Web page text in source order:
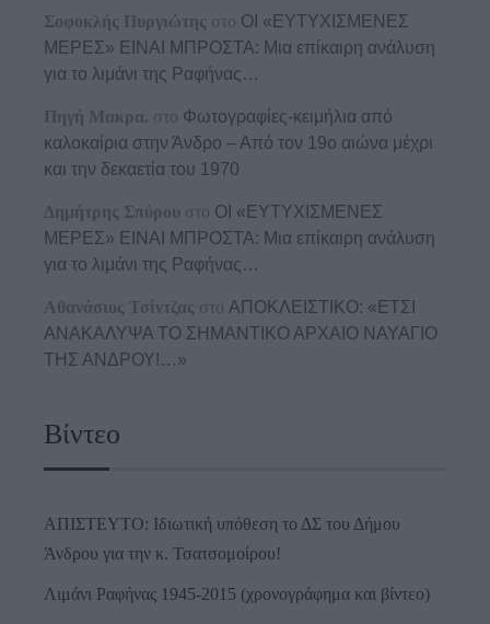
Σοφοκλής Πυργιώτης στο ΟΙ «ΕΥΤΥΧΙΣΜΕΝΕΣ
ΜΕΡΕΣ» ΕΙΝΑΙ ΜΠΡΟΣΤΑ: Μια επίκαιρη ανάλυση
για το λιμάνι της Ραφήνας…
Πηγή Μακρα. στο Φωτογραφίες-κειμήλια από
καλοκαίρια στην Άνδρο – Από τον 19ο αιώνα μέχρι
και την δεκαετία του 1970
Δημήτρης Σπύρου στο ΟΙ «ΕΥΤΥΧΙΣΜΕΝΕΣ
ΜΕΡΕΣ» ΕΙΝΑΙ ΜΠΡΟΣΤΑ: Μια επίκαιρη ανάλυση
για το λιμάνι της Ραφήνας…
Αθανάσιος Τσίντζας στο ΑΠΟΚΛΕΙΣΤΙΚΟ: «ΕΤΣΙ
ΑΝΑΚΑΛΥΨΑ ΤΟ ΣΗΜΑΝΤΙΚΟ ΑΡΧΑΙΟ ΝΑΥΑΓΙΟ
ΤΗΣ ΑΝΔΡΟΥ!…»
Βίντεο
ΑΠΙΣΤΕΥΤΟ: Ιδιωτική υπόθεση το ΔΣ του Δήμου
Άνδρου για την κ. Τσατσομοίρου!
Λιμάνι Ραφήνας 1945-2015 (χρονογράφημα και βίντεο)